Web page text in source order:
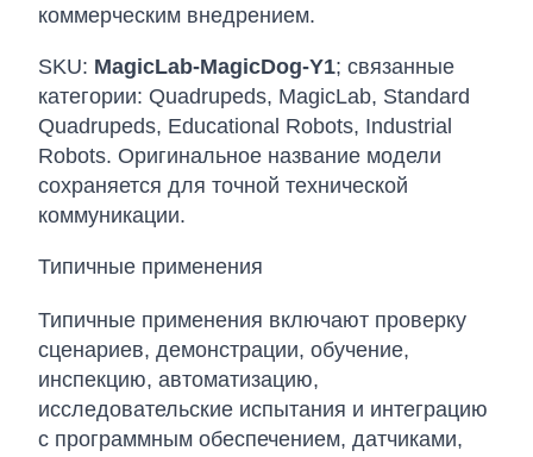
коммерческим внедрением.
SKU: MagicLab-MagicDog-Y1; связанные
категории: Quadrupeds, MagicLab, Standard
Quadrupeds, Educational Robots, Industrial
Robots. Оригинальное название модели
сохраняется для точной технической
коммуникации.
Типичные применения
Типичные применения включают проверку
сценариев, демонстрации, обучение,
инспекцию, автоматизацию,
исследовательские испытания и интеграцию
с программным обеспечением, датчиками,